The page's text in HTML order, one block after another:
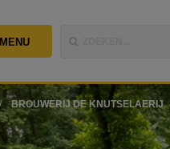
MENU
BROUWERIJ DE KNUTSELAERIJ